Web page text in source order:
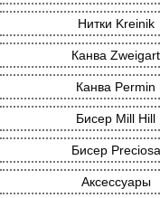
Нитки Kreinik
Канва Zweigart
Канва Permin
Бисер Mill Hill
Бисер Preciosa
Аксессуары